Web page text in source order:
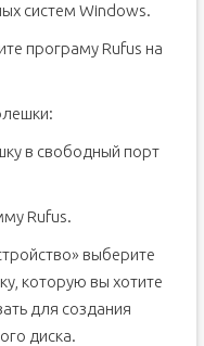
систем Windows.
програму Rufus на
в свободный порт
Rufus.
выберите
которую вы хотите
для создания
диска.